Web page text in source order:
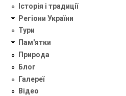
Історія і традиції
Регіони України
Тури
Пам'ятки
Природа
Блог
Галереї
Відео